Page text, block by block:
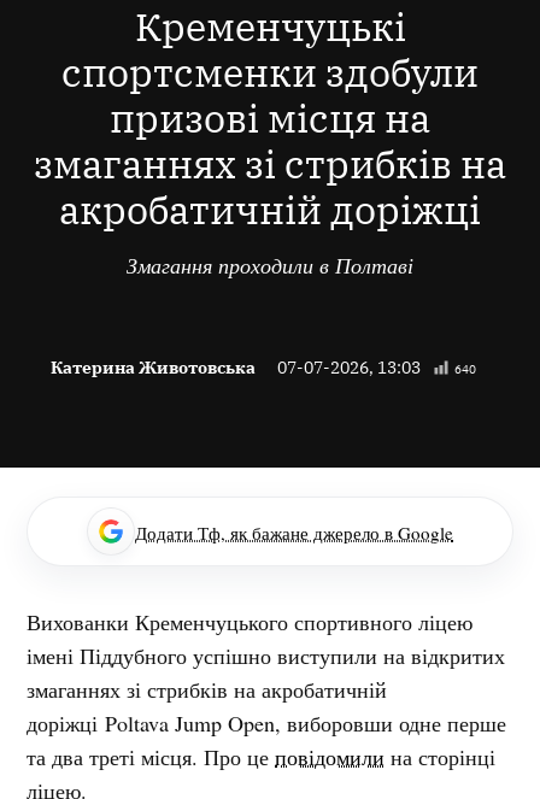
Кременчуцькі
спортсменки здобули
призові місця на
змаганнях зі стрибків на
акробатичній доріжці
Змагання проходили в Полтаві
Катерина Животовська 07-07-2026, 13:03 640
Додати Тф, як бажане джерело в Google
Вихованки Кременчуцького спортивного ліцею
імені Піддубного успішно виступили на відкритих
змаганнях зі стрибків на акробатичній
доріжці Poltava Jump Open, виборовши одне перше
та два треті місця. Про цеповідомили на сторінці
ліцею.